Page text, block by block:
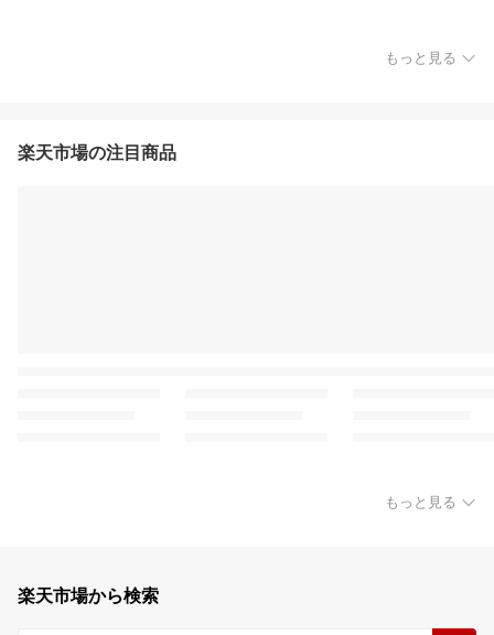
もっと見る
楽天市場の注目商品
もっと見る
楽天市場から検索